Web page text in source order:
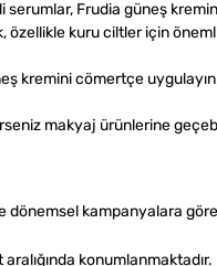
Frudia güneş
kuru ciltler için
kremini cömertçe
makyaj ürünlerine
dönemsel kampanyalara